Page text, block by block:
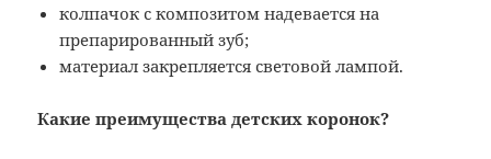
колпачок с композитом надевается на
препарированный зуб;
материал закрепляется световой лампой.
Какие преимущества детских коронок?